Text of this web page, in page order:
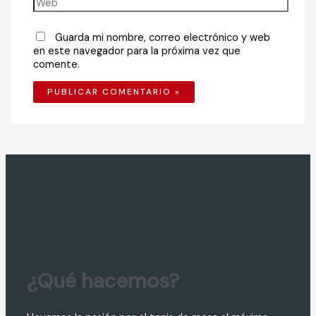
Guarda mi nombre, correo electrónico y web
en este navegador para la próxima vez que
comente.
¿Qué hacemos?